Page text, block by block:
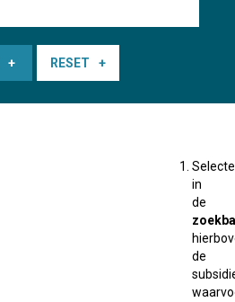
RESET
in
de
de